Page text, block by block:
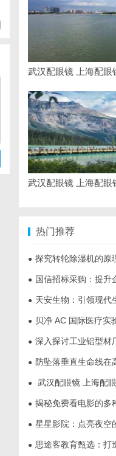
武汉配眼镜 上海配眼
武汉配眼镜 上海配眼
热门推荐
● 探究转轮除湿机的原理及
● 国信招标采购：提升企
● 天安生物：引领现代生
● 贝净 AC 国际医疗实验
● 深入探讨工业铝型材厂家在现
● 防坠落垂直生命线在高空
● 武汉配眼镜 上海配
● 揭秘免费看电影的多
● 星星影院：点亮夜空
● 思途客教育甄选：打